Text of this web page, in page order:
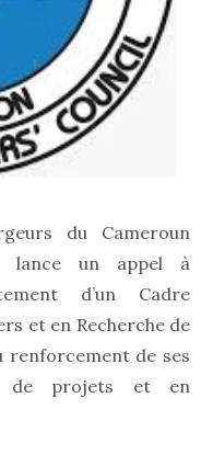
du Cameroun
lance un appel à
d’un Cadre
et en Recherche de
renforcement de ses
de projets et en